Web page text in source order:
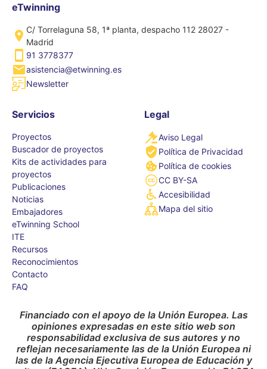
eTwinning
C/ Torrelaguna 58, 1ª planta, despacho 112 28027 -
Madrid
91 3778377
asistencia@etwinning.es
Newsletter
Servicios
Proyectos
Buscador de proyectos
Kits de actividades para
proyectos
Publicaciones
Noticias
Embajadores
eTwinning School
ITE
Recursos
Reconocimientos
Contacto
FAQ
Legal
Aviso Legal
Política de Privacidad
Política de cookies
CC BY-SA
Accesibilidad
Mapa del sitio
Financiado con el apoyo de la Unión Europea. Las
opiniones expresadas en este sitio web son
responsabilidad exclusiva de sus autores y no
reflejan necesariamente las de la Unión Europea ni
las de la Agencia Ejecutiva Europea de Educación y